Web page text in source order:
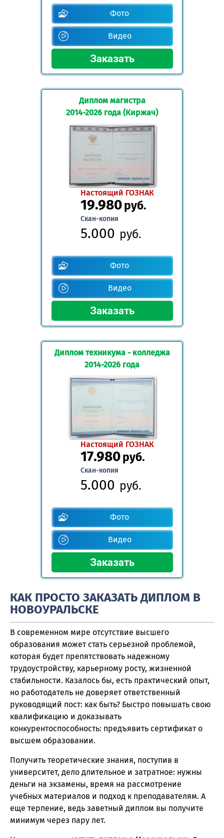
Фото
Видео
Диплом магистра
2014-2026 года (Киржач)
Настоящий ГОЗНАК
19.980руб.
Скан-копия
5.000 руб.
Фото
Видео
Диплом техникума - колледжа
2014-2026 года
Настоящий ГОЗНАК
17.980руб.
Скан-копия
5.000 руб.
Фото
Видео
КАК ПРОСТО ЗАКАЗАТЬ ДИПЛОМ В
НОВОУРАЛЬСКЕ
В современном мире отсутствие высшего
образования может стать серьезной проблемой,
которая будет препятствовать надежному
трудоустройству, карьерному росту, жизненной
стабильности. Казалось бы, есть практический опыт,
но работодатель не доверяет ответственный
руководящий пост: как быть? Быстро повышать свою
квалификацию и доказывать
конкурентоспособность: предъявить сертификат о
высшем образовании.
Получить теоретические знания, поступив в
университет, дело длительное и затратное: нужны
деньги на экзамены, время на рассмотрение
учебных материалов и подход к преподавателям. А
еще терпение, ведь заветный диплом вы получите
минимум через пару лет.